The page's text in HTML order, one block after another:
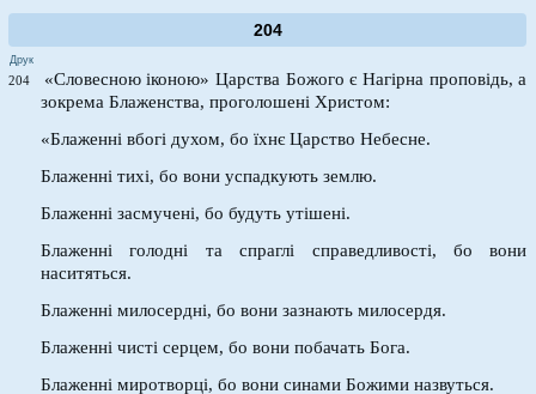
204
Друк
204
«Словесною іконою» Царства Божого є Нагірна проповідь, а
зокрема Блаженства, проголошені Христом:
«Блаженні вбогі духом, бо їхнє Царство Небесне.
Блаженні тихі, бо вони успадкують землю.
Блаженні засмучені, бо будуть утішені.
Блаженні голодні та спраглі справедливості, бо вони
наситяться.
Блаженні милосердні, бо вони зазнають милосердя.
Блаженні чисті серцем, бо вони побачать Бога.
Блаженні миротворці, бо вони синами Божими назвуться.